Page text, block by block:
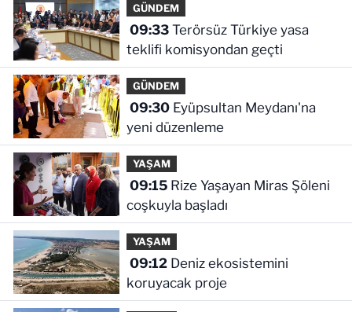
GÜNDEM
09:33Terörsüz Türkiye yasa
teklifi komisyondan geçti
GÜNDEM
09:30Eyüpsultan Meydanı'na
yeni düzenleme
YAŞAM
09:15Rize Yaşayan Miras Şöleni
coşkuyla başladı
YAŞAM
09:12Deniz ekosistemini
koruyacak proje